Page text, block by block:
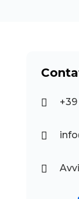


